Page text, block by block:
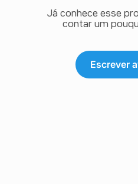
Já conhece esse
contar um
Escrever